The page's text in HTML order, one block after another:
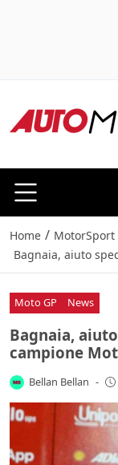
Home / MotorSport
Bagnaia, aiuto
Moto GP News
Bagnaia,
campione
Bellan Bellan -